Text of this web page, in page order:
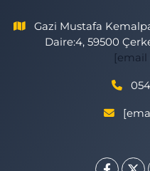
Gazi Mustafa
Daire:4, 59500
[email